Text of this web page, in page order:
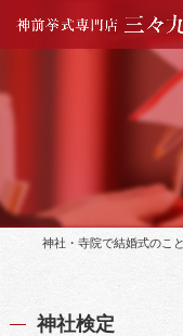
神社検定